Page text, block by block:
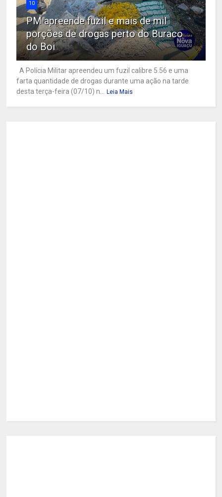
10
PM apreende fuzil e mais de mil
porções de drogas perto do Buraco
do Boi
A Polícia Militar apreendeu um fuzil calibre 5.56 e uma
farta quantidade de drogas durante uma ação na tarde
desta terça-feira (07/10) n... Leia Mais